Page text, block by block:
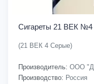
Сигареты 21 ВЕК №4
(21 ВЕК 4 Серые)
Производитель: ООО
Производство: Россия